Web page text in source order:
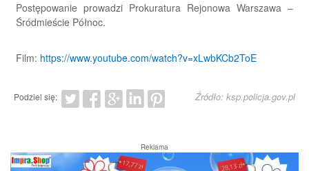
Postępowanie prowadzi Prokuratura Rejonowa Warszawa –
Śródmieście Północ.
Film: https://www.youtube.com/watch?v=xLwbKCb2ToE
Podziel się: Źródło: ksp.policja.gov.pl
Reklama